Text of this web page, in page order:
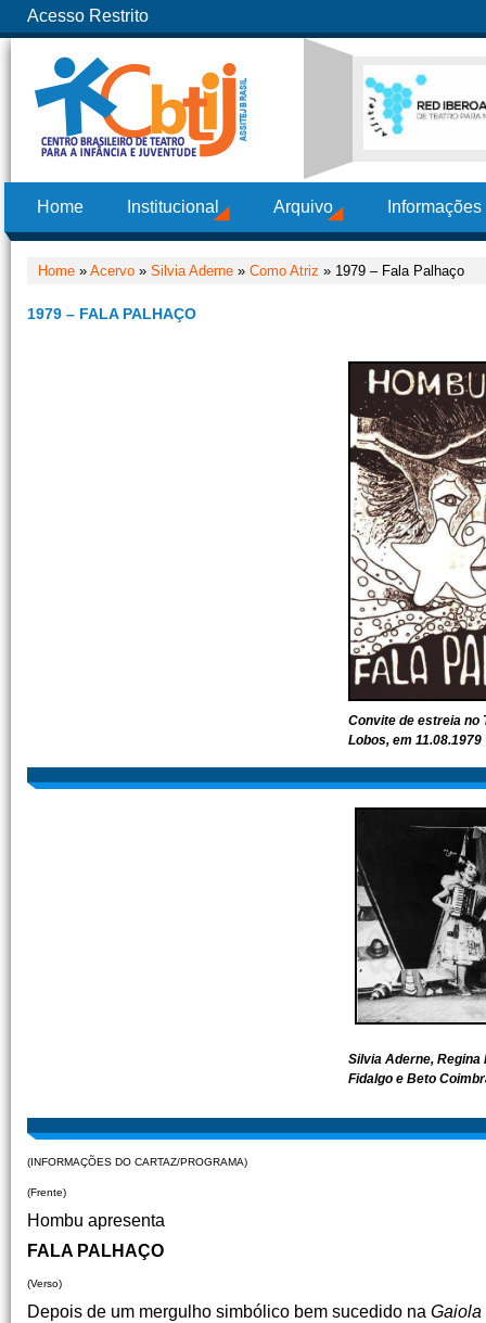
Acesso Restrito
Home Institucional Arquivo
Home » Acervo » Silvia Aderne » Como Atriz » 1979 – Fala Palhaço
1979 – FALA PALHAÇO
Convite de estreia no
Lobos, em 11.08.1979
Silvia Aderne, Regina
Fidalgo e Beto
(INFORMAÇÕES DO CARTAZ/PROGRAMA)
(Frente)
Hombu apresenta
FALA PALHAÇO
(Verso)
Depois de um mergulho simbólico bem sucedido na Gaiola